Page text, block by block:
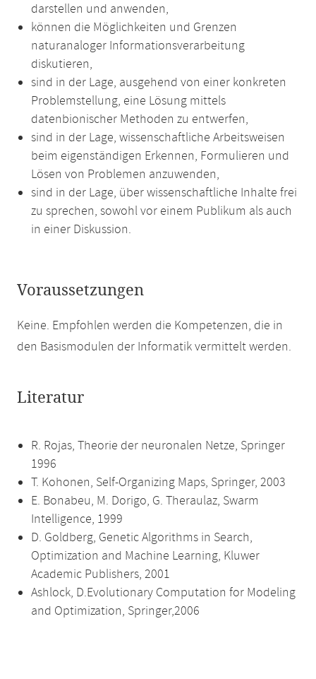
darstellen und anwenden,
können die Möglichkeiten und Grenzen
naturanaloger Informationsverarbeitung
diskutieren,
sind in der Lage, ausgehend von einer konkreten
Problemstellung, eine Lösung mittels
datenbionischer Methoden zu entwerfen,
sind in der Lage, wissenschaftliche Arbeitsweisen
beim eigenständigen Erkennen, Formulieren und
Lösen von Problemen anzuwenden,
sind in der Lage, über wissenschaftliche Inhalte frei
zu sprechen, sowohl vor einem Publikum als auch
in einer Diskussion.
Voraussetzungen
Keine. Empfohlen werden die Kompetenzen, die in
den Basismodulen der Informatik vermittelt werden.
Literatur
R. Rojas, Theorie der neuronalen Netze, Springer
1996
T. Kohonen, Self-Organizing Maps, Springer, 2003
E. Bonabeu, M. Dorigo, G. Theraulaz, Swarm
Intelligence, 1999
D. Goldberg, Genetic Algorithms in Search,
Optimization and Machine Learning, Kluwer
Academic Publishers, 2001
Ashlock, D.Evolutionary Computation for Modeling
and Optimization, Springer,2006